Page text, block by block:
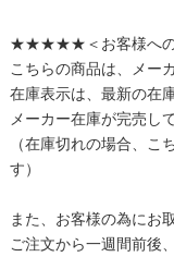
★★★★★＜お客様へ
こちらの商品は、メー
在庫表示は、最新の在
メーカー在庫が完売し
（在庫切れの場合、こ
す）
また、お客様の為にお
ご注文から一週間前後